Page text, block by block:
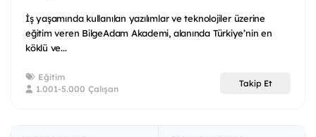
İş yaşamında kullanılan yazılımlar ve teknolojiler üzerine
eğitim veren BilgeAdam Akademi, alanında Türkiye’nin en
köklü ve...
Eğitim
1.001-5.000 Çalışan
Takip Et